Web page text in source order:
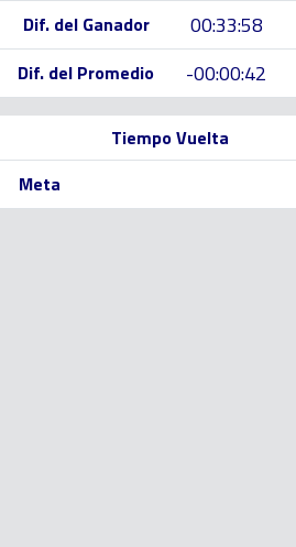
Dif. del Ganador 00:33:58
Dif. del Promedio -00:00:42
Tiempo Vuelta
Meta